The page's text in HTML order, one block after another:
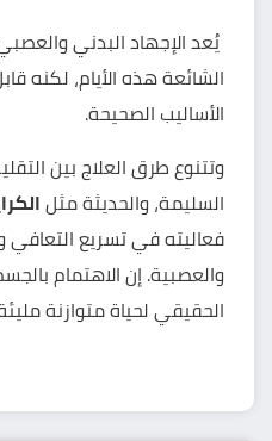
يُعد الإجهاد البدني
الشائعة هذه الأيام، لكنه
الأساليب الصحيحة.
وتتنوع طرق العلاج بين
السليمة، والحديثة مثل
فعاليته في تسريع
والعصبية. إن الاهتمام
الحقيقي لحياة متوازنة